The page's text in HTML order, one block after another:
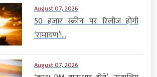
August 07, 2026
50 हजार स्क्रीन पर रिलीज होगी
‘रामायण’!...
August 07, 2026